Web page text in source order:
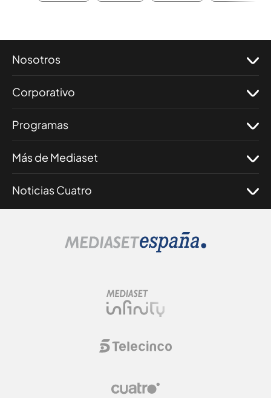
Nosotros
Corporativo
Programas
Más de Mediaset
Noticias Cuatro